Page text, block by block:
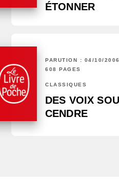
ÉTONNER
PARUTION : 04/10/2006
608 PAGES
CLASSIQUES
DES VOIX
CENDRE